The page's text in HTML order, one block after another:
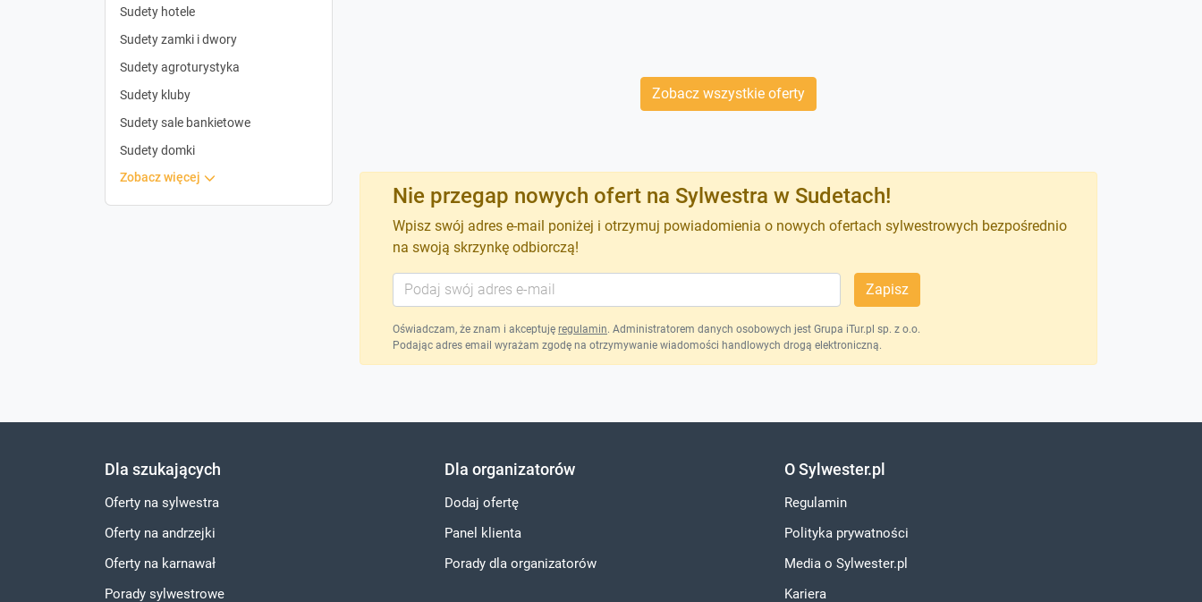
Sudety hotele
Sudety zamki i dwory
Sudety agroturystyka
Sudety kluby
Sudety sale bankietowe
Sudety domki
zobacz więcej
Zobacz wszystkie oferty
Nie przegap nowych ofert na Sylwestra w Sudetach!
Wpisz swój adres e-mail poniżej i otrzymuj powiadomienia o nowych ofertach sylwestrowych bezpośrednio
na swoją skrzynkę odbiorczą!
Zapisz
Oświadczam, że znam i akceptuję regulamin. Administratorem danych osobowych jest Grupa iTur.pl sp. z o.o.
Podając adres email wyrażam zgodę na otrzymywanie wiadomości handlowych drogą elektroniczną.
Dla szukających
Oferty na sylwestra
Oferty na andrzejki
Oferty na karnawał
Porady sylwestrowe
Dla organizatorów
Dodaj ofertę
Panel klienta
Porady dla organizatorów
O Sylwester.pl
Regulamin
Polityka prywatności
Media o Sylwester.pl
Kariera